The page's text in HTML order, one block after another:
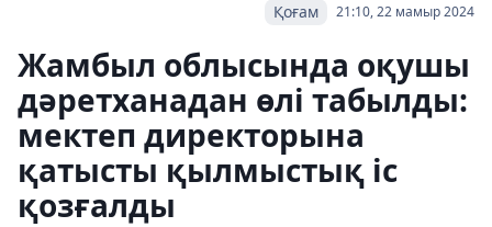
21:10, 22 мамыр 2024
Қоғам
Жамбыл облысында оқушы
дәретханадан өлі табылды:
мектеп директорына
қатысты қылмыстық іс
қозғалды